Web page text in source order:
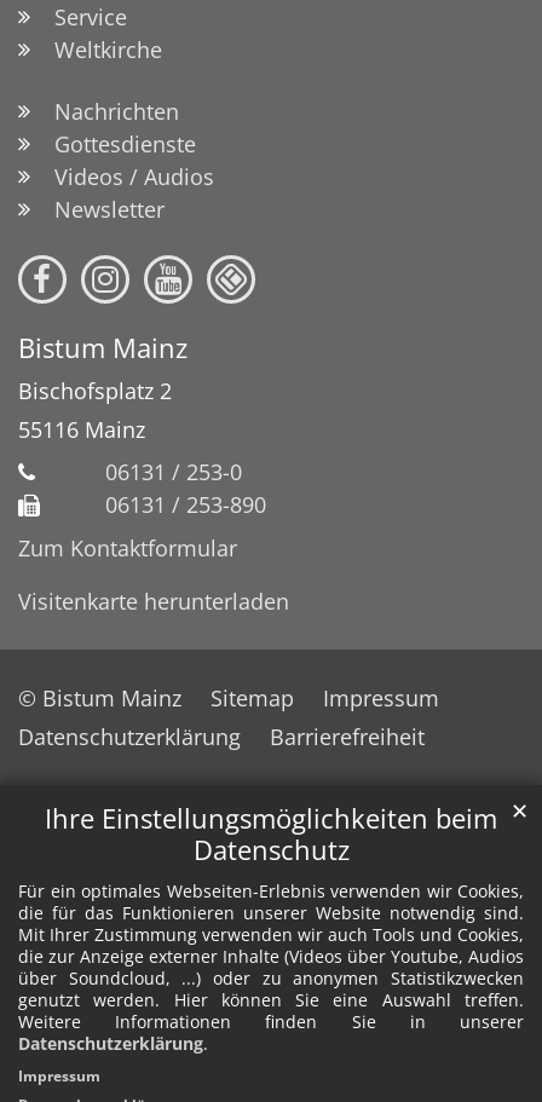
Ihre Einstellungsmöglichkeiten beim
Datenschutz
Für ein optimales Webseiten-Erlebnis verwenden wir Cookies,
die für das Funktionieren unserer Website notwendig sind.
Mit Ihrer Zustimmung verwenden wir auch Tools und Cookies,
die zur Anzeige externer Inhalte (Videos über Youtube, Audios
über Soundcloud, ...) oder zu anonymen Statistikzwecken
genutzt werden. Hier können Sie eine Auswahl treffen.
Weitere Informationen finden Sie in unserer
Datenschutzerklärung.
✕
Impressum
Service
Weltkirche
Nachrichten
Gottesdienste
Videos / Audios
Newsletter
Bistum Mainz
Bischofsplatz 2
55116 Mainz
06131 / 253-0
06131 / 253-890
Zum Kontaktformular
Visitenkarte herunterladen
© Bistum Mainz Sitemap
Impressum
Datenschutzerklärung
Barrierefreiheit